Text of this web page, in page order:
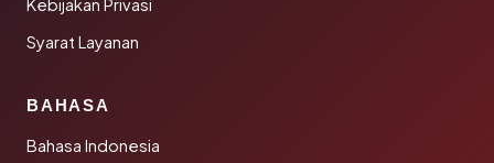
Kebijakan Privasi
Syarat Layanan
BAHASA
Bahasa Indonesia